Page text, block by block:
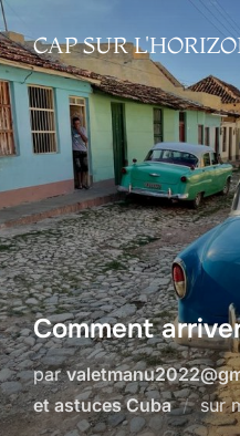
Aller
au
contenu
CAP SUR
Comment
par
et astuces Cuba
sur